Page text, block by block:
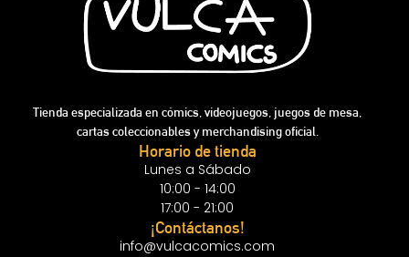
Tienda especializada en cómics, videojuegos, juegos de mesa,
cartas coleccionables y merchandising oficial.
Horario de tienda
Lunes a Sábado
10:00 - 14:00
17:00 - 21:00
¡Contáctanos!
info@vulcacomics.com